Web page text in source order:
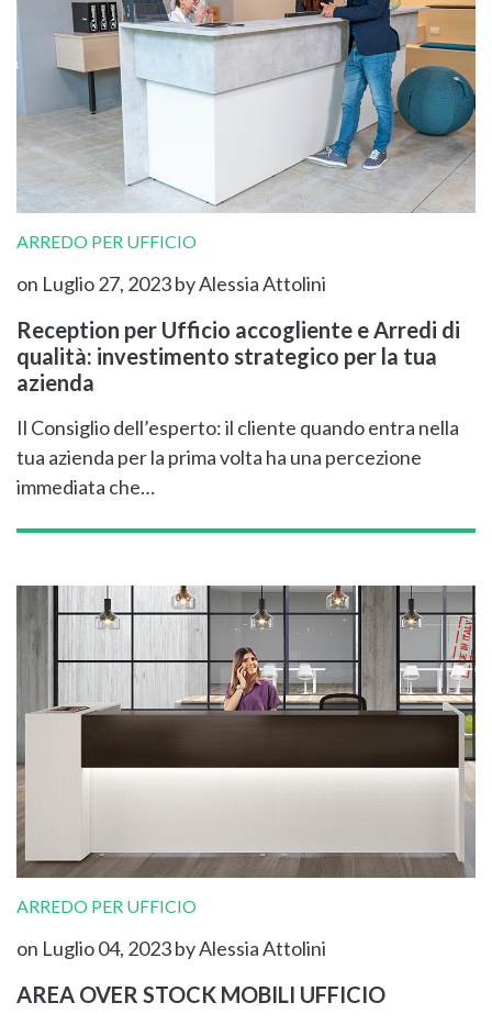
ARREDO PER UFFICIO
on Luglio 27, 2023by Alessia Attolini
Reception per Ufficio accogliente e Arredi di
qualità: investimento strategico per la tua
azienda
Il Consiglio dell’esperto: il cliente quando entra nella
tua azienda per la prima volta ha una percezione
immediata che…
ARREDO PER UFFICIO
on Luglio 04, 2023by Alessia Attolini
AREA OVER STOCK MOBILI UFFICIO